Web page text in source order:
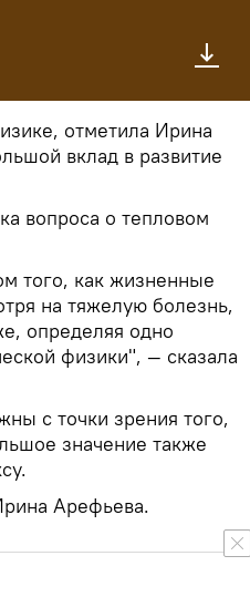
отметила Ирина
вклад в развитие
вопроса о тепловом
того, как жизненные
на тяжелую болезнь,
определяя одно
физики", — сказала
с точки зрения того,
значение также
Арефьева.